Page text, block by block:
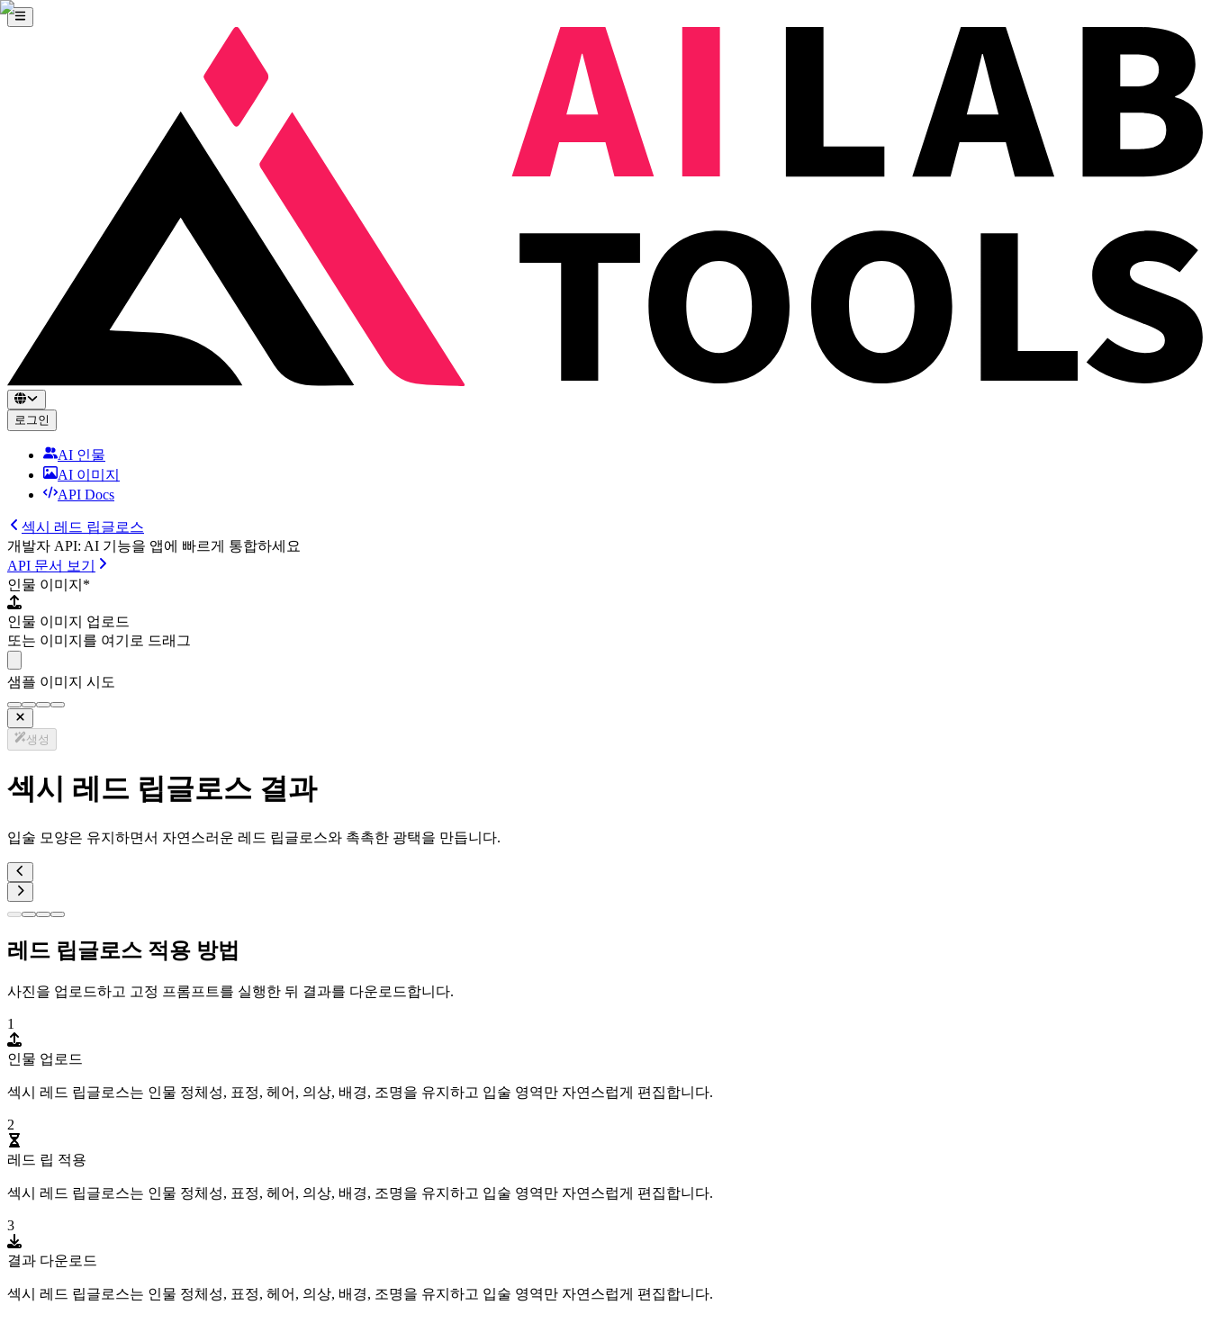
로그인
AI 인물
AI 이미지
API Docs
섹시 레드 립글로스
개발자 API: AI 기능을 앱에 빠르게 통합하세요
API 문서 보기
인물 이미지 *
인물 이미지 업로드
또는 이미지를 여기로 드래그
샘플 이미지 시도
생성
섹시 레드 립글로스 결과
입술 모양은 유지하면서 자연스러운 레드 립글로스와 촉촉한 광택을 만듭니다.
레드 립글로스 적용 방법
사진을 업로드하고 고정 프롬프트를 실행한 뒤 결과를 다운로드합니다.
1
인물 업로드
섹시 레드 립글로스는 인물 정체성, 표정, 헤어, 의상, 배경, 조명을 유지하고 입술 영역만 자연스럽게 편집합니다.
2
레드 립 적용
섹시 레드 립글로스는 인물 정체성, 표정, 헤어, 의상, 배경, 조명을 유지하고 입술 영역만 자연스럽게 편집합니다.
3
결과 다운로드
섹시 레드 립글로스는 인물 정체성, 표정, 헤어, 의상, 배경, 조명을 유지하고 입술 영역만 자연스럽게 편집합니다.